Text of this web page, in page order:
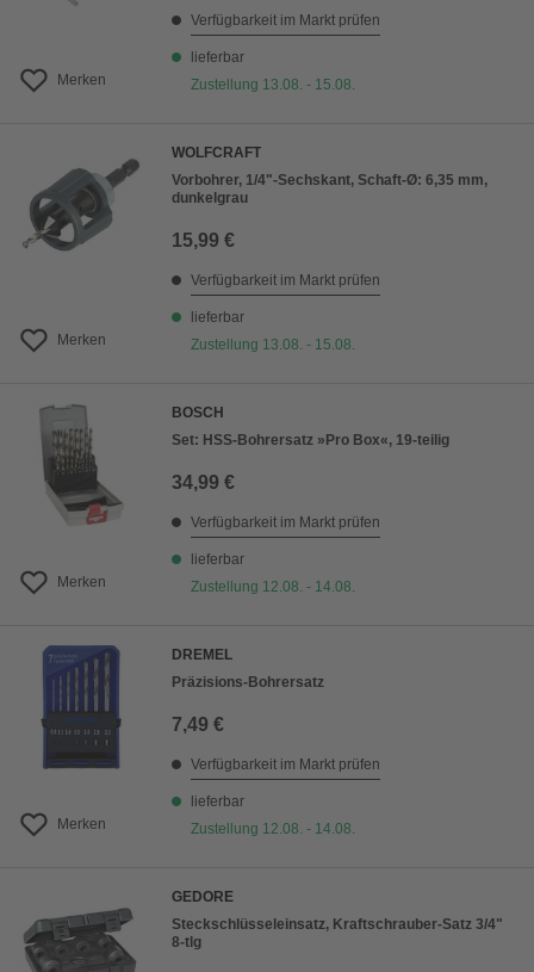
Merken
Verfügbarkeit im Markt prüfen
lieferbar
Zustellung 13.08. - 15.08.
Merken
WOLFCRAFT
Vorbohrer, 1/4"-Sechskant, Schaft-Ø: 6,35 mm,
dunkelgrau
15,99 €
Verfügbarkeit im Markt prüfen
lieferbar
Zustellung 13.08. - 15.08.
Merken
BOSCH
Set: HSS-Bohrersatz »Pro Box«, 19-teilig
34,99 €
Verfügbarkeit im Markt prüfen
lieferbar
Zustellung 12.08. - 14.08.
Merken
DREMEL
Präzisions-Bohrersatz
7,49 €
Verfügbarkeit im Markt prüfen
lieferbar
Zustellung 12.08. - 14.08.
GEDORE
Steckschlüsseleinsatz, Kraftschrauber-Satz 3/4"
8-tlg